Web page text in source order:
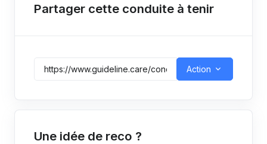
Partager cette conduite à tenir
Action
Une idée de reco ?